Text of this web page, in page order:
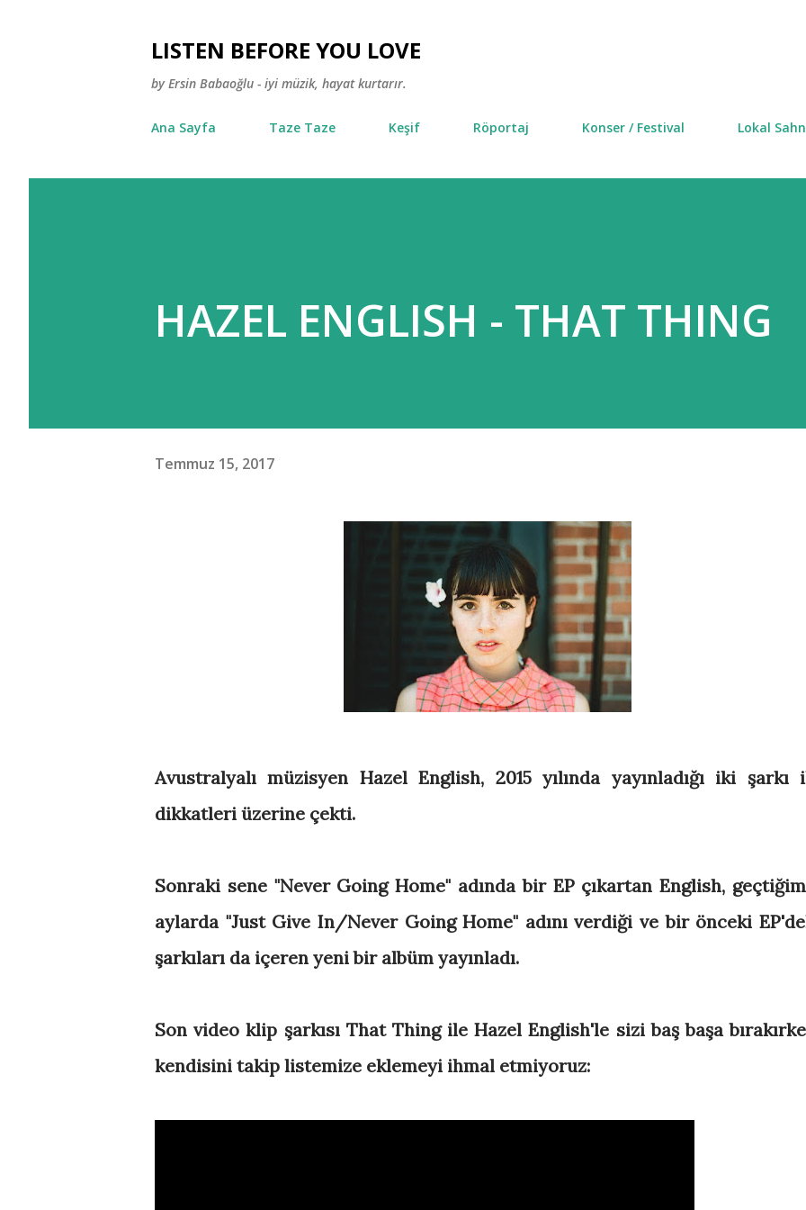
LISTEN BEFORE YOU LOVE
by Ersin Babaoğlu - iyi müzik, hayat kurtarır.
Ana Sayfa Taze Taze Keşif Röportaj Konser / Festival Lokal
HAZEL ENGLISH - THAT THING
Temmuz 15, 2017
Avustralyalı müzisyen Hazel English, 2015 yılında yayınladığı iki şarkı
dikkatleri üzerine çekti.
Sonraki sene "Never Going Home" adında bir EP çıkartan English,
aylarda "Just Give In/Never Going Home" adını verdiği ve bir önceki
şarkıları da içeren yeni bir albüm yayınladı.
Son video klip şarkısı That Thing ile Hazel English'le sizi baş başa
kendisini takip listemize eklemeyi ihmal etmiyoruz: